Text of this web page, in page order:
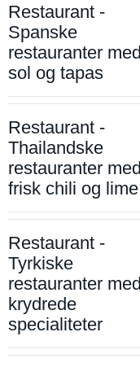
Restaurant -
Spanske
restauranter med
sol og tapas
Restaurant -
Thailandske
restauranter med
frisk chili og lime
Restaurant -
Tyrkiske
restauranter med
krydrede
specialiteter